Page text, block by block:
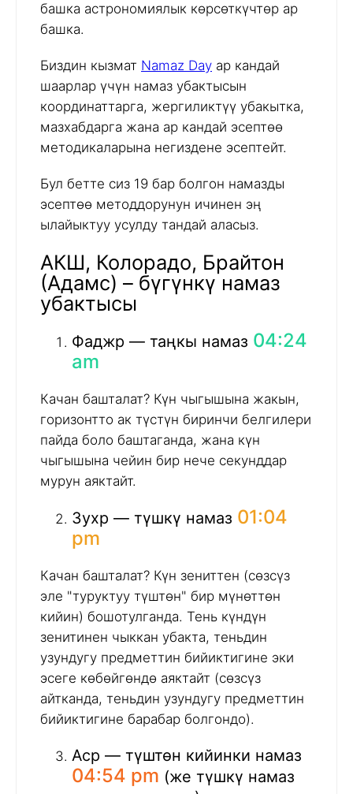
башка астрономиялык көрсөткүчтөр ар
башка.
Биздин кызмат Namaz Day ар кандай
шаарлар үчүн намаз убактысын
координаттарга, жергиликтүү убакытка,
мазхабдарга жана ар кандай эсептөө
методикаларына негиздене эсептейт.
Бул бетте сиз 19 бар болгон намазды
эсептөө методдорунун ичинен эң
ылайыктуу усулду тандай аласыз.
АКШ, Колорадо, Брайтон
(Адамс) – бүгүнкү намаз
убактысы
Фаджр — таңкы намаз 04:24
am
Качан башталат? Күн чыгышына жакын,
горизонтто ак түстүн биринчи белгилери
пайда боло баштаганда, жана күн
чыгышына чейин бир нече секунддар
мурун аяктайт.
Зухр — түшкү намаз 01:04
pm
Качан башталат? Күн зениттен (сөзсүз
эле "туруктуу түштөн" бир мүнөттөн
кийин) бошотулганда. Тень күндүн
зенитинен чыккан убакта, теньдин
узундугу предметтин бийиктигине эки
эсеге көбөйгөндө аяктайт (сөзсүз
айтканда, теньдин узундугу предметтин
бийиктигине барабар болгондо).
Аср — түштөн кийинки намаз
04:54 pm (же түшкү намаз